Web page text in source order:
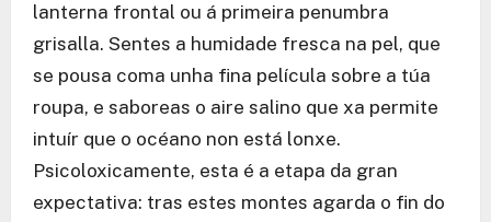
lanterna frontal ou á primeira penumbra
grisalla. Sentes a humidade fresca na pel, que
se pousa coma unha fina película sobre a túa
roupa, e saboreas o aire salino que xa permite
intuír que o océano non está lonxe.
Psicoloxicamente, esta é a etapa da gran
expectativa: tras estes montes agarda o fin do